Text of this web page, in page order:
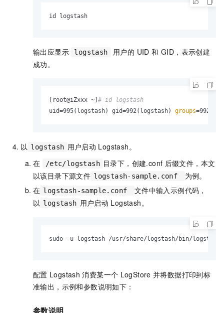
id logstash
输出应显示 logstash
用户的 UID 和 GID，表示创建
成功。
[root@iZxxx ~] # id logstash
uid=995(logstash) gid=992(logstash) groups
以 logstash 用户启动 Logstash。
在
/etc/logstash 目录下，创建.conf 后缀文件，本文
以该目录下源文件 logstash-sample.conf
为例。
在 logstash-sample.conf
文件中输入示例代码，
以 logstash 用户启动 Logstash。
sudo -u logstash /usr/share/logstash/bin/
配置 Logstash 消费某一个 LogStore 并将数据打印到标
准输出，示例和参数说明如下：
参数说明